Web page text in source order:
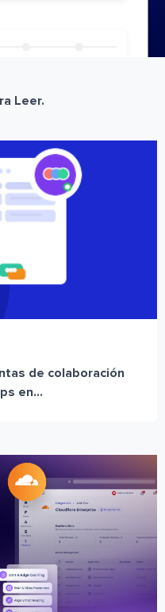
Leer.
de colaboración
en...